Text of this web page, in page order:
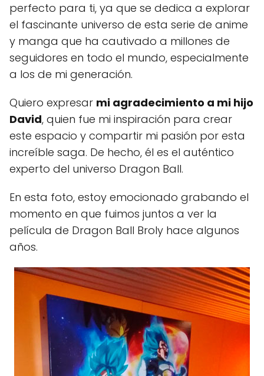
perfecto para ti, ya que se dedica a explorar
el fascinante universo de esta serie de anime
y manga que ha cautivado a millones de
seguidores en todo el mundo, especialmente
a los de mi generación.
Quiero expresar mi agradecimiento a mi hijo
David, quien fue mi inspiración para crear
este espacio y compartir mi pasión por esta
increíble saga. De hecho, él es el auténtico
experto del universo Dragon Ball.
En esta foto, estoy emocionado grabando el
momento en que fuimos juntos a ver la
película de Dragon Ball Broly hace algunos
años.